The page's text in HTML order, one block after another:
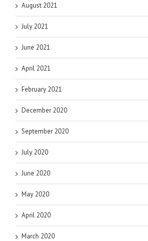
August 2021
July 2021
June 2021
April 2021
February 2021
December 2020
September 2020
July 2020
June 2020
May 2020
April 2020
March 2020